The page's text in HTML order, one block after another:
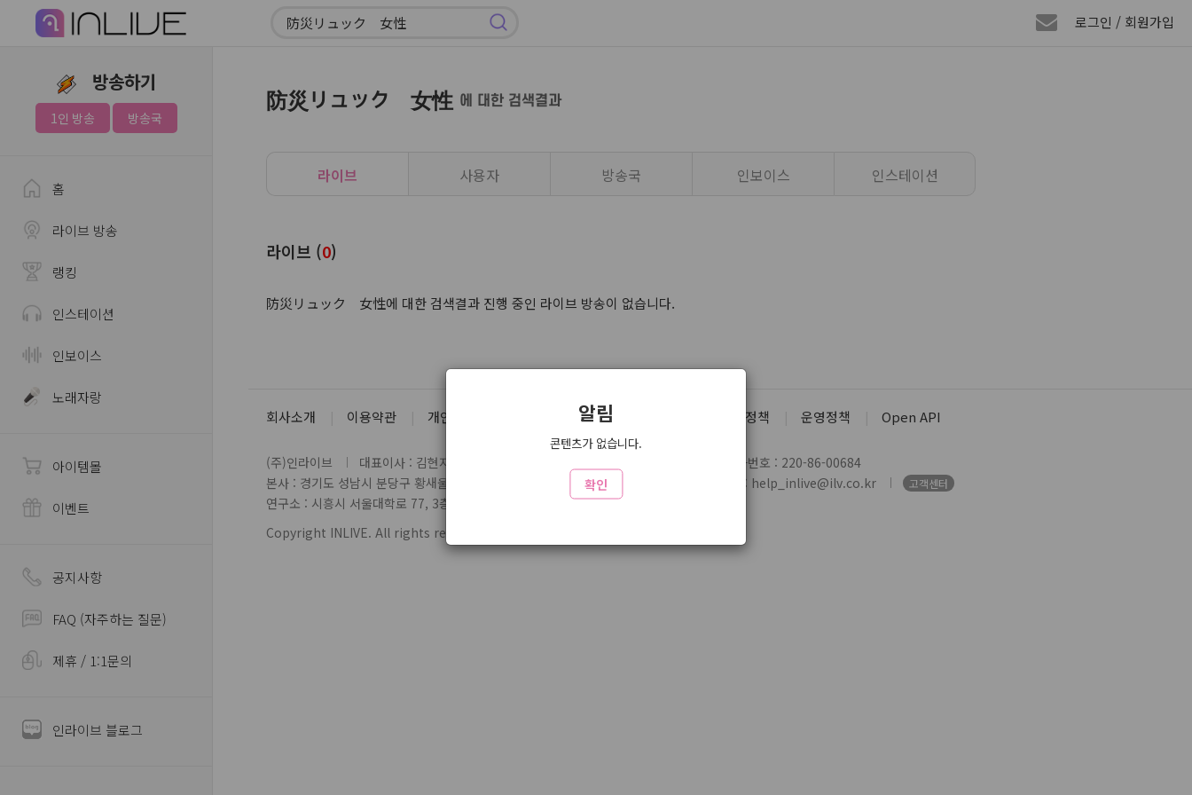
알림
콘텐츠가 없습니다.
확인
로그인 / 회원가입
방송하기
1인 방송 방송국
홈
라이브 방송
랭킹
인스테이션
인보이스
노래자랑
아이템몰
이벤트
공지사항
FAQ (자주하는 질문)
제휴 / 1:1문의
인라이브 블로그
防災リュック 女性 에 대한 검색결과
라이브 사용자 방송국 인보이스 인스테이션
라이브 (0)
防災リュック 女性에 대한 검색결과 진행 중인 라이브 방송이 없습니다.
회사소개 이용약관 개인정보처리방침 유료서비스 약관 청소년 보호정책 운영정책 Open API
(주)인라이브 대표이사 : 김현지
사업자번호 : 220-86-00684
본사 : 경기도 성남시 분당구 황새울로359번길 7 3층
전화 : 1588-1164 제휴/문의 : help_inlive@ilv.co.kr 고객센터
연구소 : 시흥시 서울대학로 77, 3층 324
Copyright INLIVE. All rights reserved.